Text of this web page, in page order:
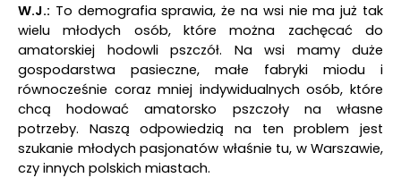
W.J.: To demografia sprawia, że na wsi nie ma już tak
wielu młodych osób, które można zachęcać do
amatorskiej hodowli pszczół. Na wsi mamy duże
gospodarstwa pasieczne, małe fabryki miodu i
równocześnie coraz mniej indywidualnych osób, które
chcą hodować amatorsko pszczoły na własne
potrzeby. Naszą odpowiedzią na ten problem jest
szukanie młodych pasjonatów właśnie tu, w Warszawie,
czy innych polskich miastach.